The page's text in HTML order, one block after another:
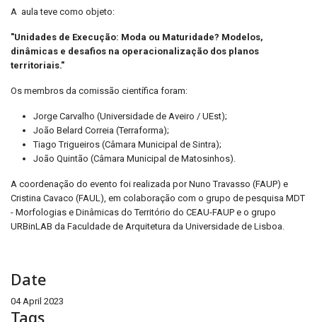
A aula teve como objeto:
"Unidades de Execução: Moda ou Maturidade? Modelos,
dinâmicas e desafios na operacionalização dos planos
territoriais."
Os membros da comissão científica foram:
Jorge Carvalho (Universidade de Aveiro / UEst);
João Belard Correia (Terraforma);
Tiago Trigueiros (Câmara Municipal de Sintra);
João Quintão (Câmara Municipal de Matosinhos).
A coordenação do evento foi realizada por Nuno Travasso (FAUP) e
Cristina Cavaco (FAUL), em colaboração com o grupo de pesquisa MDT
- Morfologias e Dinâmicas do Território do CEAU-FAUP e o grupo
URBinLAB da Faculdade de Arquitetura da Universidade de Lisboa.
Date
04 April 2023
Tags